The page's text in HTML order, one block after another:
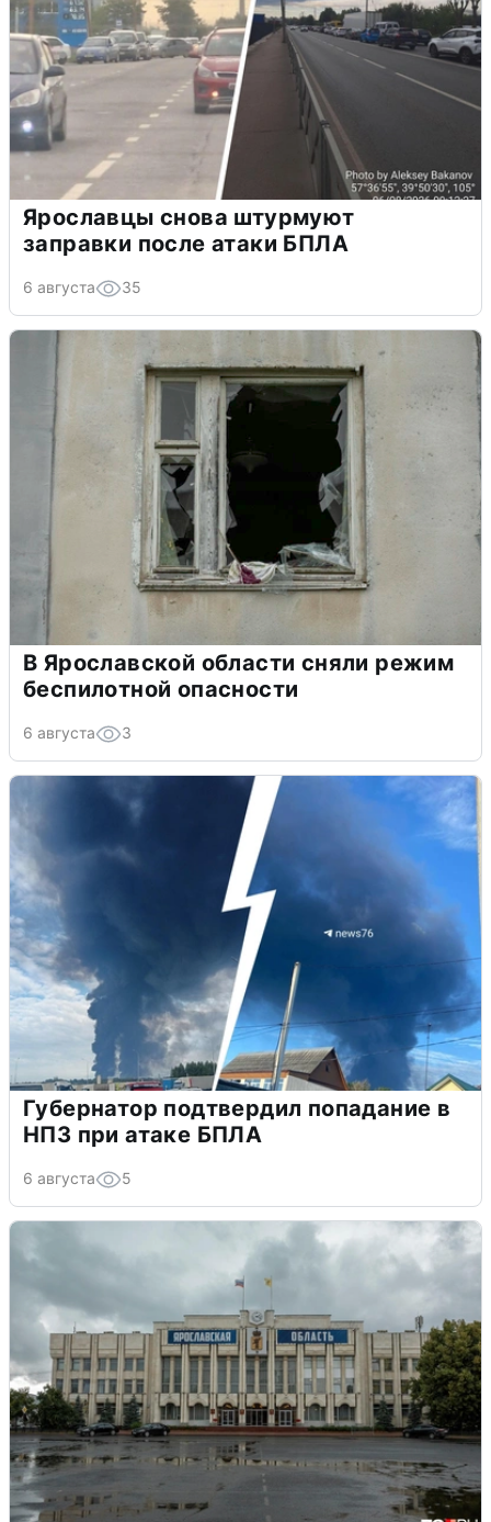
Ярославцы снова штурмуют
заправки после атаки БПЛА
6 августа 35
В Ярославской области сняли режим
беспилотной опасности
6 августа 3
Губернатор подтвердил попадание в
НПЗ при атаке БПЛА
6 августа 5